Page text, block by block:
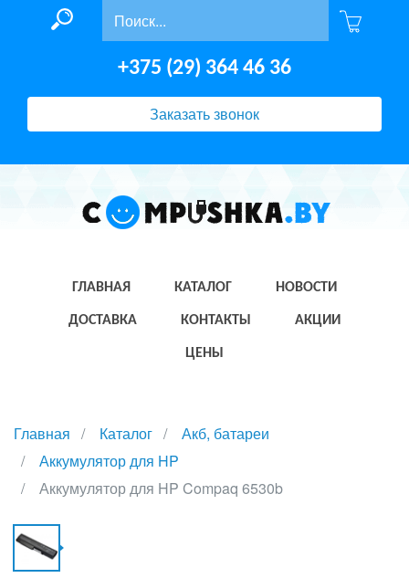
+375 (29) 364 46 36
Заказать звонок
ГЛАВНАЯ КАТАЛОГ НОВОСТИ
ДОСТАВКА КОНТАКТЫ АКЦИИ
ЦЕНЫ
Главная Каталог
Акб, батареи
Аккумулятор для HP
Аккумулятор для HP Compaq 6530b